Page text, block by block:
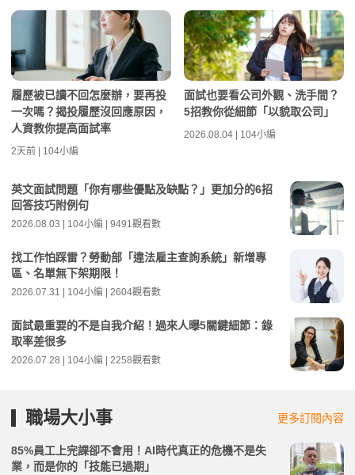
履歷被已讀不回怎麼辦，要再投
一次嗎？揭投履歷沒回應原因，
人資教你提高面試率
2天前 | 104小編
面試也要看公司外觀、洗手間？
5招教你從細節「以貌取公司」
2026.08.04 | 104小編
英文面試問題「你有哪些優點及缺點？」更加分的6招
回答技巧附例句
2026.08.03 | 104小編 | 9491觀看數
找工作怕踩雷？勞動部「違法雇主查詢系統」新增專
區、名單無下架期限！
2026.07.31 | 104小編 | 2604觀看數
面試最重要的不是自我介紹！過來人曝5關鍵細節：錄
取率差很多
2026.07.28 | 104小編 | 2258觀看數
職場大小事 更多訂閱內容
85%員工上完課卻不會用！AI時代真正的危機不是失
業，而是你的「技能已過期」